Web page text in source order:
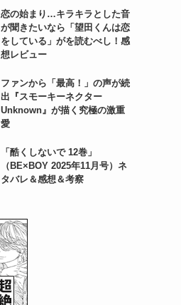
恋の始まり…キラキラとした音
が聞きたいなら「望田くんは恋
をしている」がを読むべし！感
想レビュー
ファンから「最高！」の声が続
出『スモーキーネクター
Unknown』が描く究極の激重
愛
「酷くしないで 12巻」
（BE×BOY 2025年11月号）ネ
タバレ＆感想＆考察